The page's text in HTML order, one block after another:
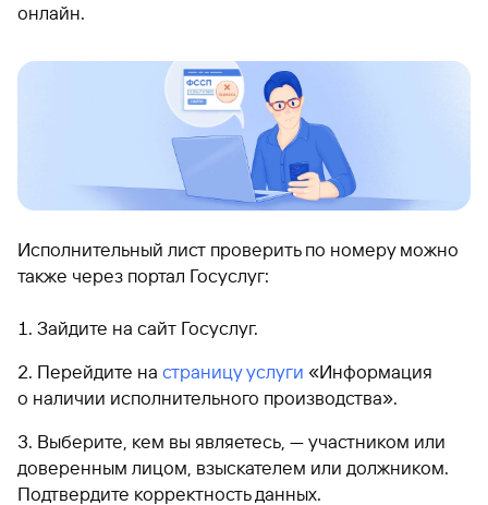
онлайн.
Исполнительный лист проверить по номеру можно
также через портал Госуслуг:
Зайдите на сайт Госуслуг.
Перейдите на страницу услуги «Информация
о наличии исполнительного производства».
Выберите, кем вы являетесь, — участником или
доверенным лицом, взыскателем или должником.
Подтвердите корректность данных.